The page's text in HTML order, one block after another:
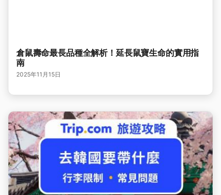
倉鼠壽命最長品種全解析！延長鼠寶生命的實用指
南
2025年11月15日